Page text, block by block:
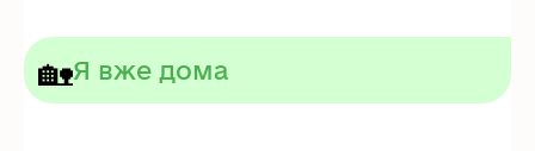
🏡Я вже дома